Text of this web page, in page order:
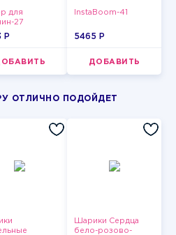
для
27
P
InstaBoom-41
5465 P
ДОБАВИТЬ
ОТЛИЧНО ПОДОЙДЕТ
Шарики Сердца
бело-розово-